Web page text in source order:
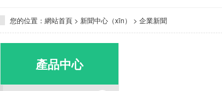
您的位置： 網站首頁 > 新聞中心（xīn） > 企業新聞
產品中心